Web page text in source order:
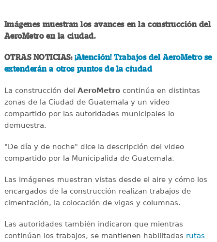
Imágenes muestran los avances en la construcción del
AeroMetro en la ciudad.
OTRAS NOTICIAS: ¡Atención! Trabajos del AeroMetro se
extenderán a otros puntos de la ciudad
La construcción del AeroMetrocontinúa en distintas
zonas de la Ciudad de Guatemala y un video
compartido por las autoridades municipales lo
demuestra.
"De día y de noche" dice la descripción del video
compartido por la Municipalida de Guatemala.
Las imágenes muestran vistas desde el aire y cómo los
encargados de la construcción realizan trabajos de
cimentación, la colocación de vigas y columnas.
Las autoridades también indicaron que mientras
continúan los trabajos, se mantienen habilitadas rutas